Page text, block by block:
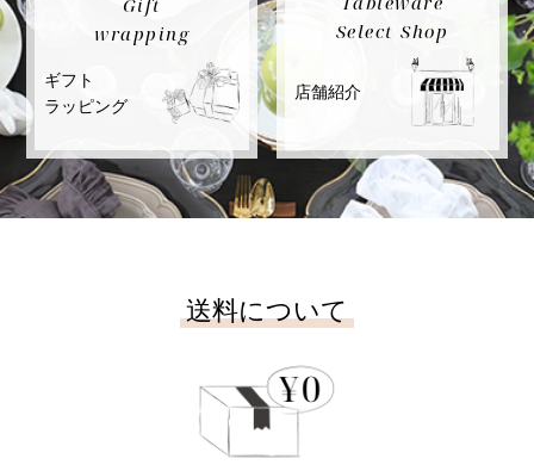
wrapping
ギフト
ラッピング
Select Shop
店舗紹介
送料について